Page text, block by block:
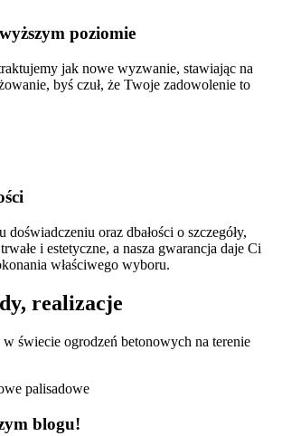
poziomie
jak nowe wyzwanie, stawiając na
byś czuł, że Twoje zadowolenie to
oraz dbałości o szczegóły,
i estetyczne, a nasza gwarancja daje Ci
właściwego wyboru.
realizacje
świecie ogrodzeń betonowych na terenie
blogu!